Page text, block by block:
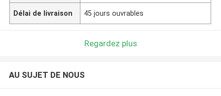
Délai de livraison 45 jours ouvrables
Regardez plus
AU SUJET DE NOUS